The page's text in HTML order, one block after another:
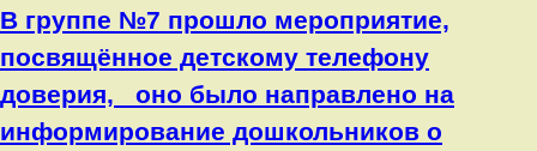
Дня
Победы
в
Великой
Отечественной
войне
В группе №7 прошло мероприятие,
посвящённое детскому телефону
доверия, оно было направлено на
информирование дошкольников о